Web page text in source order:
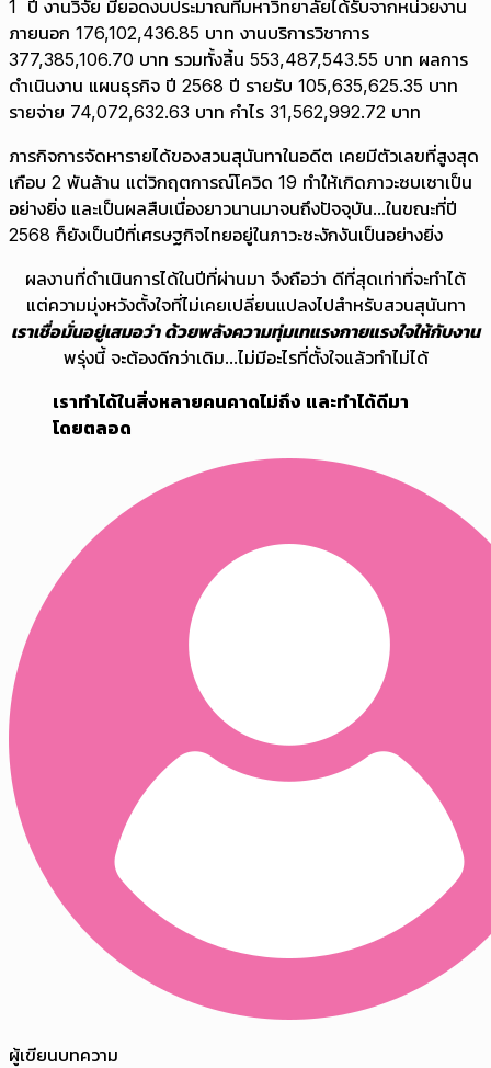
1 ปี งานวิจัย มียอดงบประมาณที่มหาวิทยาลัยได้รับจากหน่วยงาน
ภายนอก 176,102,436.85 บาท งานบริการวิชาการ
377,385,106.70 บาท รวมทั้งสิ้น 553,487,543.55 บาท ผลการ
ดำเนินงาน แผนธุรกิจ ปี 2568 ปี รายรับ 105,635,625.35 บาท
รายจ่าย 74,072,632.63 บาท กำไร 31,562,992.72 บาท
ภารกิจการจัดหารายได้ของสวนสุนันทาในอดีต เคยมีตัวเลขที่สูงสุด
เกือบ 2 พันล้าน แต่วิกฤตการณ์โควิด 19 ทำให้เกิดภาวะซบเซาเป็น
อย่างยิ่ง และเป็นผลสืบเนื่องยาวนานมาจนถึงปัจจุบัน...ในขณะที่ปี
2568 ก็ยังเป็นปีที่เศรษฐกิจไทยอยู่ในภาวะชะงักงันเป็นอย่างยิ่ง
ผลงานที่ดำเนินการได้ในปีที่ผ่านมา จึงถือว่า ดีที่สุดเท่าที่จะทำได้
แต่ความมุ่งหวังตั้งใจที่ไม่เคยเปลี่ยนแปลงไปสำหรับสวนสุนันทา
เราเชื่อมั่นอยู่เสมอว่า ด้วยพลังความทุ่มเทแรงกายแรงใจให้กับงาน
พรุ่งนี้ จะต้องดีกว่าเดิม...ไม่มีอะไรที่ตั้งใจแล้วทำไม่ได้
เราทำได้ในสิ่งหลายคนคาดไม่ถึง และทำได้ดีมา
โดยตลอด
ผู้เขียนบทความ